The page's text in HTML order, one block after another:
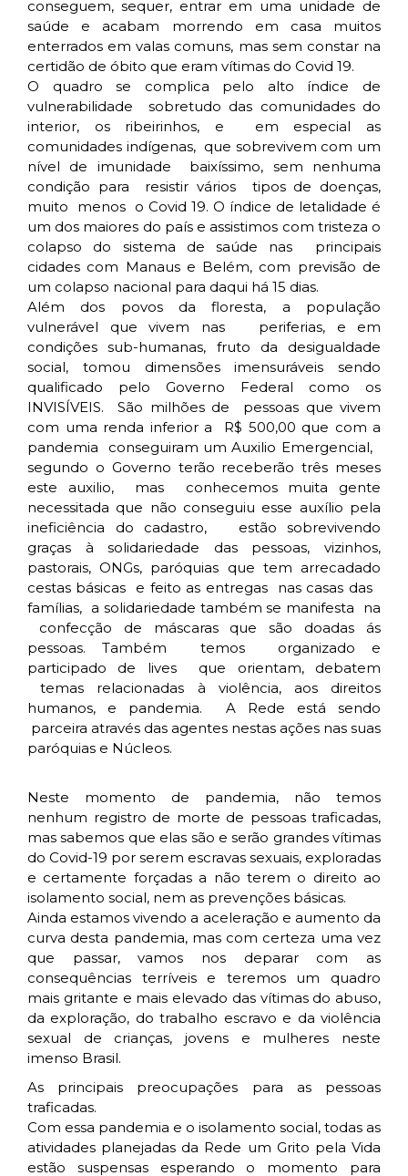
conseguem, sequer, entrar em uma unidade de
saúde e acabam morrendo em casa muitos
enterrados em valas comuns, mas sem constar na
certidão de óbito que eram vítimas do Covid 19.
O quadro se complica pelo alto índice de
vulnerabilidade sobretudo das comunidades do
interior, os ribeirinhos, e em especial as
comunidades indígenas, que sobrevivem com um
nível de imunidade baixíssimo, sem nenhuma
condição para resistir vários tipos de doenças,
muito menos o Covid 19. O índice de letalidade é
um dos maiores do país e assistimos com tristeza o
colapso do sistema de saúde nas principais
cidades com Manaus e Belém, com previsão de
um colapso nacional para daqui há 15 dias.
Além dos povos da floresta, a população
vulnerável que vivem nas periferias, e em
condições sub-humanas, fruto da desigualdade
social, tomou dimensões imensuráveis sendo
qualificado pelo Governo Federal como os
INVISÍVEIS. São milhões de pessoas que vivem
com uma renda inferior a R$ 500,00 que com a
pandemia conseguiram um Auxilio Emergencial,
segundo o Governo terão receberão três meses
este auxilio, mas conhecemos muita gente
necessitada que não conseguiu esse auxílio pela
ineficiência do cadastro, estão sobrevivendo
graças à solidariedade das pessoas, vizinhos,
pastorais, ONGs, paróquias que tem arrecadado
cestas básicas e feito as entregas nas casas das
famílias, a solidariedade também se manifesta na
confecção de máscaras que são doadas ás
pessoas. Também temos organizado e
participado de lives que orientam, debatem
temas relacionadas à violência, aos direitos
humanos, e pandemia. A Rede está sendo
parceira através das agentes nestas ações nas suas
paróquias e Núcleos.
Neste momento de pandemia, não temos
nenhum registro de morte de pessoas traficadas,
mas sabemos que elas são e serão grandes vítimas
do Covid-19 por serem escravas sexuais, exploradas
e certamente forçadas a não terem o direito ao
isolamento social, nem as prevenções básicas.
Ainda estamos vivendo a aceleração e aumento da
curva desta pandemia, mas com certeza uma vez
que passar, vamos nos deparar com as
consequências terríveis e teremos um quadro
mais gritante e mais elevado das vítimas do abuso,
da exploração, do trabalho escravo e da violência
sexual de crianças, jovens e mulheres neste
imenso Brasil.
As principais preocupações para as pessoas
traficadas.
Com essa pandemia e o isolamento social, todas as
atividades planejadas da Rede um Grito pela Vida
estão suspensas esperando o momento para